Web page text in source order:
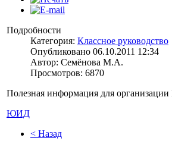
Подробности
Категория: Классное руководство
Опубликовано 06.10.2011 12:34
Автор: Семёнова М.А.
Просмотров: 6870
Полезная информация для
ЮИД
< Назад